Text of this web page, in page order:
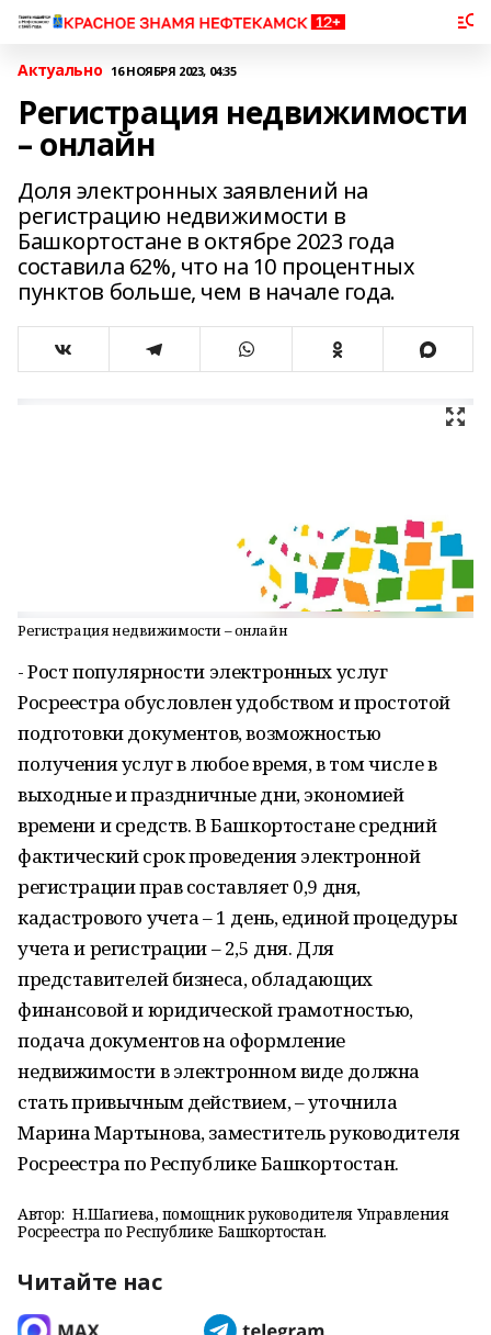
Актуально 16 НОЯБРЯ 2023, 04:35
Регистрация недвижимости
– онлайн
Доля электронных заявлений на
регистрацию недвижимости в
Башкортостане в октябре 2023 года
составила 62%, что на 10 процентных
пунктов больше, чем в начале года.
Регистрация недвижимости – онлайн
- Рост популярности электронных услуг
Росреестра обусловлен удобством и простотой
подготовки документов, возможностью
получения услуг в любое время, в том числе в
выходные и праздничные дни, экономией
времени и средств. В Башкортостане средний
фактический срок проведения электронной
регистрации прав составляет 0,9 дня,
кадастрового учета – 1 день, единой процедуры
учета и регистрации – 2,5 дня. Для
представителей бизнеса, обладающих
финансовой и юридической грамотностью,
подача документов на оформление
недвижимости в электронном виде должна
стать привычным действием, – уточнила
Марина Мартынова, заместитель руководителя
Росреестра по Республике Башкортостан.
Автор: Н.Шагиева, помощник руководителя Управления
Росреестра по Республике Башкортостан.
Читайте нас